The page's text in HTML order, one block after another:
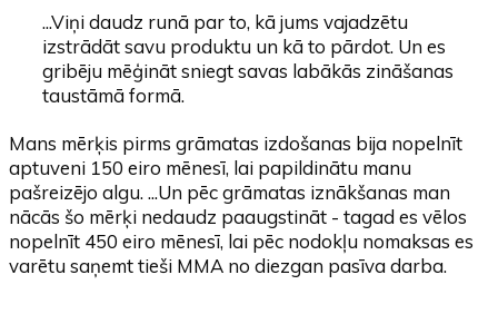
...Viņi daudz runā par to, kā jums vajadzētu
izstrādāt savu produktu un kā to pārdot. Un es
gribēju mēģināt sniegt savas labākās zināšanas
taustāmā formā.
Mans mērķis pirms grāmatas izdošanas bija nopelnīt
aptuveni 150 eiro mēnesī, lai papildinātu manu
pašreizējo algu. ...Un pēc grāmatas iznākšanas man
nācās šo mērķi nedaudz paaugstināt - tagad es vēlos
nopelnīt 450 eiro mēnesī, lai pēc nodokļu nomaksas es
varētu saņemt tieši MMA no diezgan pasīva darba.